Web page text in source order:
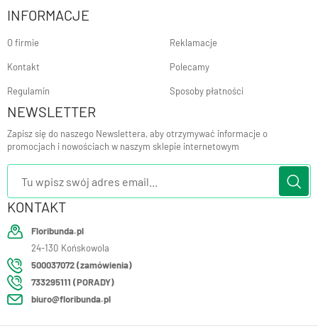
INFORMACJE
O firmie
Kontakt
Regulamin
Reklamacje
Polecamy
Sposoby płatności
NEWSLETTER
Zapisz się do naszego Newslettera, aby otrzymywać informacje o
promocjach i nowościach w naszym sklepie internetowym
KONTAKT
Floribunda.pl
24-130 Końskowola
500037072 (zamówienia)
733295111 (PORADY)
biuro@floribunda.pl